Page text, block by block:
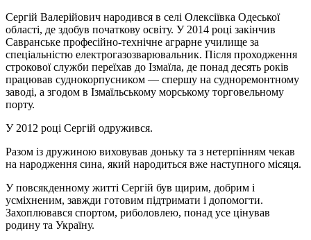
Сергій Валерійович народився в селі Олексіївка Одеської
області, де здобув початкову освіту. У 2014 році закінчив
Савранське професійно-технічне аграрне училище за
спеціальністю електрогазозварювальник. Після проходження
строкової служби переїхав до Ізмаїла, де понад десять років
працював суднокорпусником — спершу на судноремонтному
заводі, а згодом в Ізмаїльському морському торговельному
порту.
У 2012 році Сергій одружився.
Разом із дружиною виховував доньку та з нетерпінням чекав
на народження сина, який народиться вже наступного місяця.
У повсякденному житті Сергій був щирим, добрим і
усміхненим, завжди готовим підтримати і допомогти.
Захоплювався спортом, риболовлею, понад усе цінував
родину та Україну.